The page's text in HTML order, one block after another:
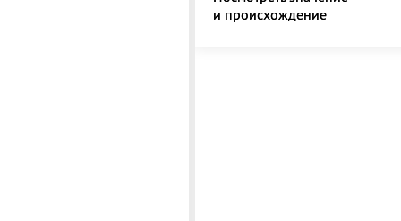
и происхождение